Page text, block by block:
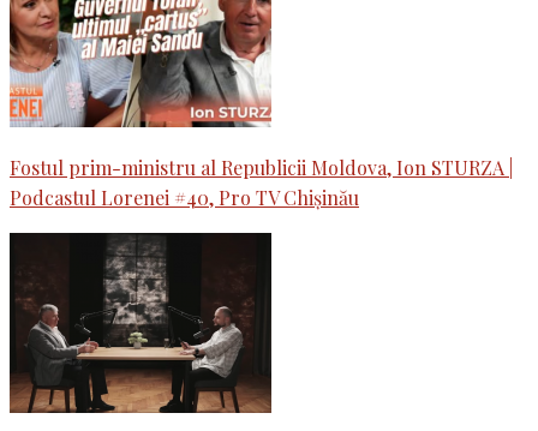
Fostul prim-ministru al Republicii Moldova, Ion STURZA |
Podcastul Lorenei #40, Pro TV Chișinău